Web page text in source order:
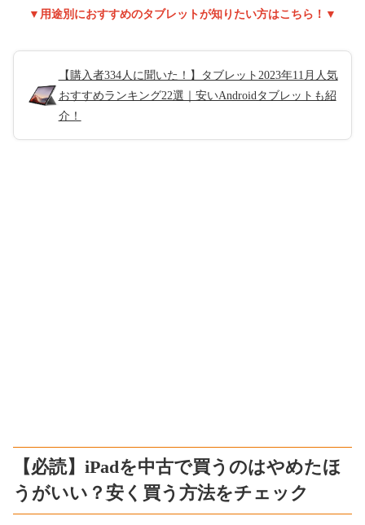
▼用途別におすすめのタブレットが知りたい方はこちら！▼
【購入者334人に聞いた！】タブレット2023年11月人気
おすすめランキング22選｜安いAndroidタブレットも紹
介！
【必読】iPadを中古で買うのはやめたほ
うがいい？安く買う方法をチェック